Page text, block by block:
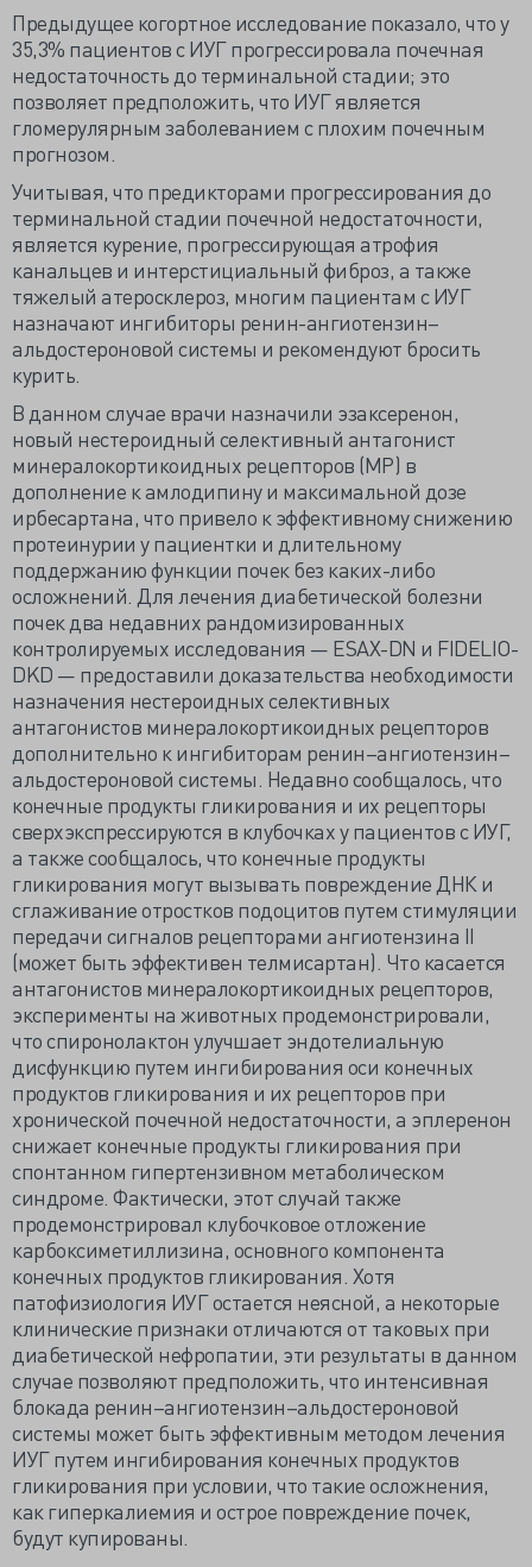
Предыдущее когортное исследование показало, что у
35,3% пациентов с ИУГ прогрессировала почечная
недостаточность до терминальной стадии; это
позволяет предположить, что ИУГ является
гломерулярным заболеванием с плохим почечным
прогнозом.
Учитывая, что предикторами прогрессирования до
терминальной стадии почечной недостаточности,
является курение, прогрессирующая атрофия
канальцев и интерстициальный фиброз, а также
тяжелый атеросклероз, многим пациентам с ИУГ
назначают ингибиторы ренин-ангиотензин–
альдостероновой системы и рекомендуют бросить
курить.
В данном случае врачи назначили эзаксеренон,
новый нестероидный селективный антагонист
минералокортикоидных рецепторов (МР) в
дополнение к амлодипину и максимальной дозе
ирбесартана, что привело к эффективному снижению
протеинурии у пациентки и длительному
поддержанию функции почек без каких-либо
осложнений. Для лечения диабетической болезни
почек два недавних рандомизированных
контролируемых исследования — ESAX-DN и FIDELIO-
DKD — предоставили доказательства необходимости
назначения нестероидных селективных
антагонистов минералокортикоидных рецепторов
дополнительно к ингибиторам ренин–ангиотензин–
альдостероновой системы. Недавно сообщалось, что
конечные продукты гликирования и их рецепторы
сверхэкспрессируются в клубочках у пациентов с ИУГ,
а также сообщалось, что конечные продукты
гликирования могут вызывать повреждение ДНК и
сглаживание отростков подоцитов путем стимуляции
передачи сигналов рецепторами ангиотензина II
(может быть эффективен телмисартан). Что касается
антагонистов минералокортикоидных рецепторов,
эксперименты на животных продемонстрировали,
что спиронолактон улучшает эндотелиальную
дисфункцию путем ингибирования оси конечных
продуктов гликирования и их рецепторов при
хронической почечной недостаточности, а эплеренон
снижает конечные продукты гликирования при
спонтанном гипертензивном метаболическом
синдроме. Фактически, этот случай также
продемонстрировал клубочковое отложение
карбоксиметиллизина, основного компонента
конечных продуктов гликирования. Хотя
патофизиология ИУГ остается неясной, а некоторые
клинические признаки отличаются от таковых при
диабетической нефропатии, эти результаты в данном
случае позволяют предположить, что интенсивная
блокада ренин–ангиотензин–альдостероновой
системы может быть эффективным методом лечения
ИУГ путем ингибирования конечных продуктов
гликирования при условии, что такие осложнения,
как гиперкалиемия и острое повреждение почек,
будут купированы.